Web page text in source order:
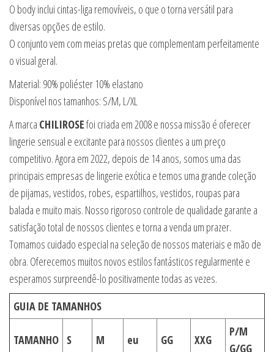
O body inclui cintas-liga removíveis, o que o torna versátil para
diversas opções de estilo.
O conjunto vem com meias pretas que complementam perfeitamente
o visual geral.
Material: 90% poliéster 10% elastano
Disponível nos tamanhos: S/M, L/XL
A marca CHILIROSEfoi criada em 2008 e nossa missão é oferecer
lingerie sensual e excitante para nossos clientes a um preço
competitivo. Agora em 2022, depois de 14 anos, somos uma das
principais empresas de lingerie exótica e temos uma grande coleção
de pijamas, vestidos, robes, espartilhos, vestidos, roupas para
balada e muito mais. Nosso rigoroso controle de qualidade garante a
satisfação total de nossos clientes e torna a venda um prazer.
Tomamos cuidado especial na seleção de nossos materiais e mão de
obra. Oferecemos muitos novos estilos fantásticos regularmente e
esperamos surpreendê-lo positivamente todas as vezes.
GUIA DE TAMANHOS
TAMANHO S M eu GG XXG
P/M
G/GG